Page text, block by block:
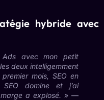
hybride avec
Ads avec mon petit
deux intelligemment
mois, SEO en
SEO domine et j’ai
a explosé. » —